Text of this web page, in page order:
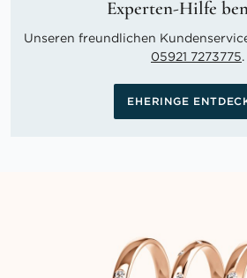
Experten-Hilfe
Unseren freundlichen
05921 7273775.
EHERINGE